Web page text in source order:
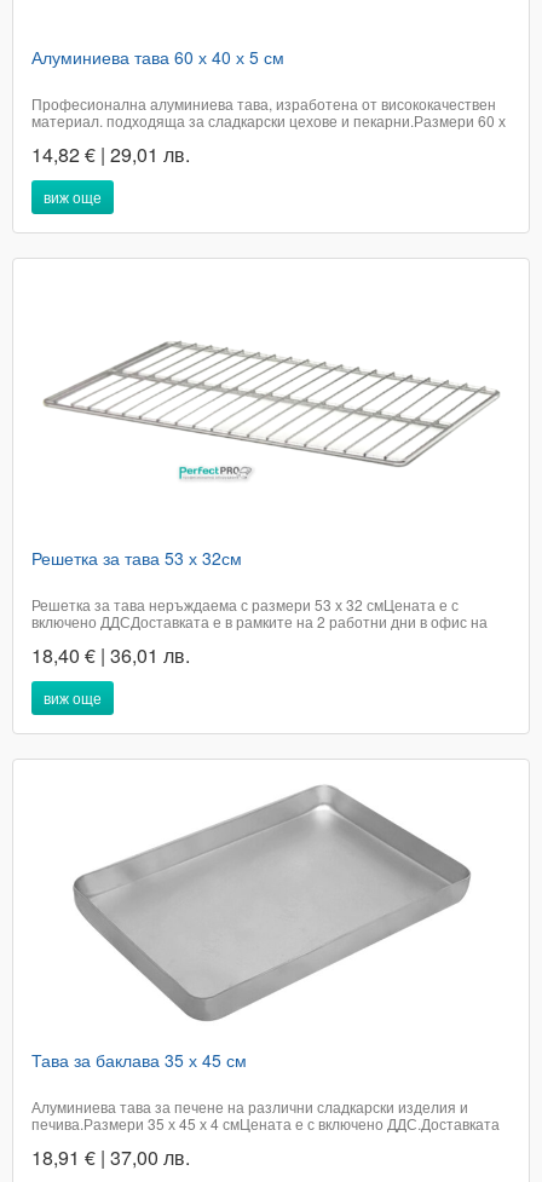
Алуминиева тава 60 х 40 х 5 см
Професионална алуминиева тава, изработена от висококачествен
материал. подходяща за сладкарски цехове и пекарни.Размери 60 х
цената на артикула и е за сметка на купувачаПри поръчка в графа
доставка, посочете удобен...
14,82 € | 29,01 лв.
виж още
Решетка за тава 53 х 32см
Решетка за тава неръждаема с размери 53 х 32 смЦената е с
включено ДДСДоставката е в рамките на 2 работни дни в офис на
18,40 € | 36,01 лв.
виж още
Тава за баклава 35 х 45 см
Алуминиева тава за печене на различни сладкарски изделия и
печива.Размери 35 х 45 х 4 смЦената е с включено ДДС.Доставката
поръчка 0894693235Каталожен номер 1406
18,91 € | 37,00 лв.